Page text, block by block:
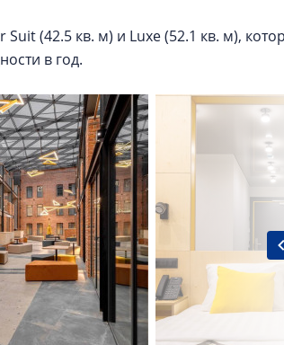
(42.5 кв. м) и Luxe (52.1 кв. м),
в год.